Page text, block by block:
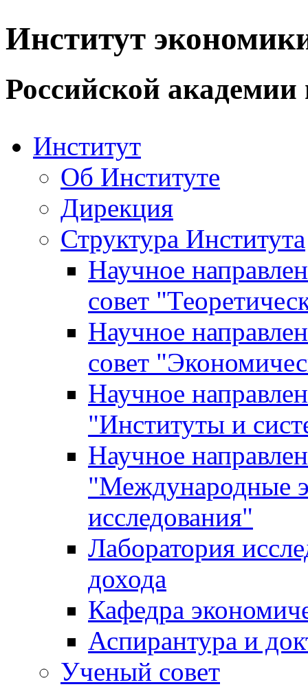
Институт
Российской академии
Институт
Об Институте
Дирекция
Структура Института
Научное
совет
Научное
совет
Научное
"Институты и
Научное
"Международные
исследования"
Лаборатория
дохода
Кафедра
Аспирантура и
Ученый совет